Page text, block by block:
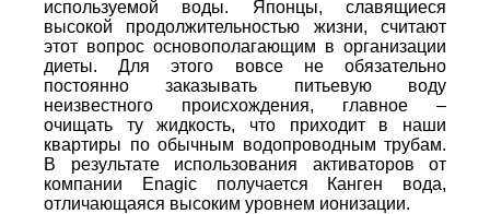
используемой воды. Японцы, славящиеся
высокой продолжительностью жизни, считают
этот вопрос основополагающим в организации
диеты. Для этого вовсе не обязательно
постоянно заказывать питьевую воду
неизвестного происхождения, главное –
очищать ту жидкость, что приходит в наши
квартиры по обычным водопроводным трубам.
В результате использования активаторов от
компании Enagic получается Канген вода,
отличающаяся высоким уровнем ионизации.